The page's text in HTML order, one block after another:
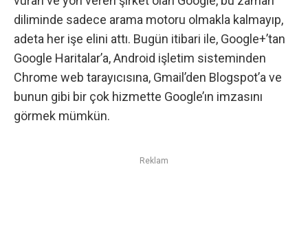
diliminde sadece arama motoru olmakla kalmayıp,
adeta her işe elini attı. Bugün itibari ile, Google+’tan
Google Haritalar’a, Android işletim sisteminden
Chrome web tarayıcısına, Gmail’den Blogspot’a ve
bunun gibi bir çok hizmette Google’ın imzasını
görmek mümkün.
Reklam